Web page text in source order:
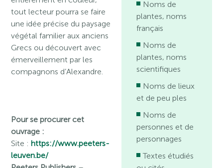
tout lecteur pourra se faire
une idée précise du paysage
végétal familier aux anciens
Grecs ou découvert avec
émerveillement par les
compagnons d’Alexandre.
Pour se procurer cet
ouvrage :
Site :https://www.peeters-
leuven.be/
Noms de
plantes, noms
français
Noms de
plantes, noms
scientifiques
Noms de lieux
et de peu ples
Noms de
personnes et de
personnages
Textes étudiés